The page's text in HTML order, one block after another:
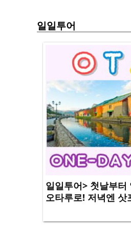
일일투어
일일투어> 첫날부
오타루로! 저녁엔 삿